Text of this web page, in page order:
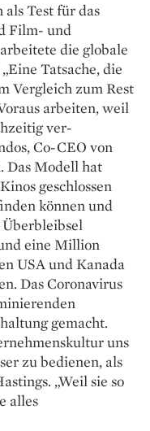
Test für das
Film- und
die globale
Tatsache, die
Vergleich zum Rest
arbeiten, weil
ver­
Co-CEO von
Das Modell hat
geschlossen
können und
Überbleibsel
eine Million
USA und Kanada
Das Coronavirus
gemacht.
uns
zu bedienen, als
„Weil sie so
alles